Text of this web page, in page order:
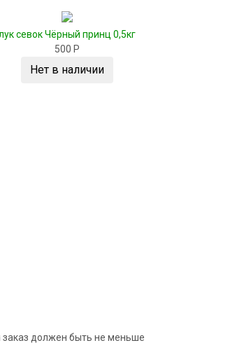
севок Чёрный принц 0,5кг
500 Р
Нет в наличии
заказ должен быть не меньше